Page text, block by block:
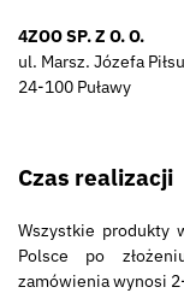
4ZOO SP. Z O. O.
ul. Marsz. Józefa
24-100 Puławy
Czas realizacji
Wszystkie produkty
Polsce po
zamówienia wynosi